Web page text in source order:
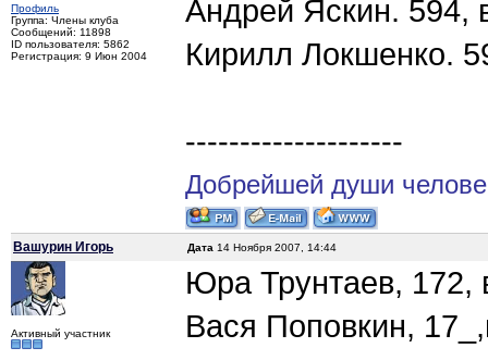
Профиль
Группа: Члены клуба
Сообщений: 11898
ID пользователя: 5862
Регистрация: 9 Июн 2004
Андрей Яскин. 594,
Кирилл Локшенко.
--------------------
Добрейшей души
Вашурин Игорь Дата 14 Ноября 2007, 14:44
Активный участник
Юра Трунтаев, 172,
Вася Поповкин,